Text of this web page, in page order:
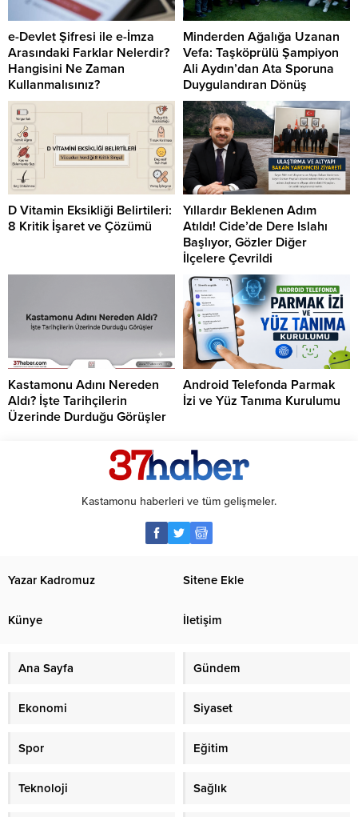
e-Devlet Şifresi ile e-İmza
Arasındaki Farklar Nelerdir?
Hangisini Ne Zaman
Kullanmalısınız?
Minderden Ağalığa Uzanan
Vefa: Taşköprülü Şampiyon
Ali Aydın’dan Ata Sporuna
Duygulandıran Dönüş
D Vitamin Eksikliği Belirtileri:
8 Kritik İşaret ve Çözümü
Yıllardır Beklenen Adım
Atıldı! Cide’de Dere Islahı
Başlıyor, Gözler Diğer
İlçelere Çevrildi
Kastamonu Adını Nereden
Aldı? İşte Tarihçilerin
Üzerinde Durduğu Görüşler
Android Telefonda Parmak
İzi ve Yüz Tanıma Kurulumu
Kastamonu haberleri ve tüm gelişmeler.
Yazar Kadromuz Sitene Ekle
Künye İletişim
Ana Sayfa Gündem
Ekonomi Siyaset
Spor Eğitim
Teknoloji Sağlık